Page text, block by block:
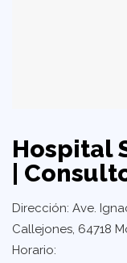
Hospital
|
Dirección: Ave.
Callejones, 64718
Horario: